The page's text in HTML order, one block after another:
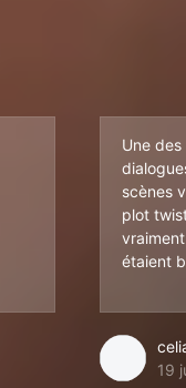
Une des
scènes
plot
étaient
19